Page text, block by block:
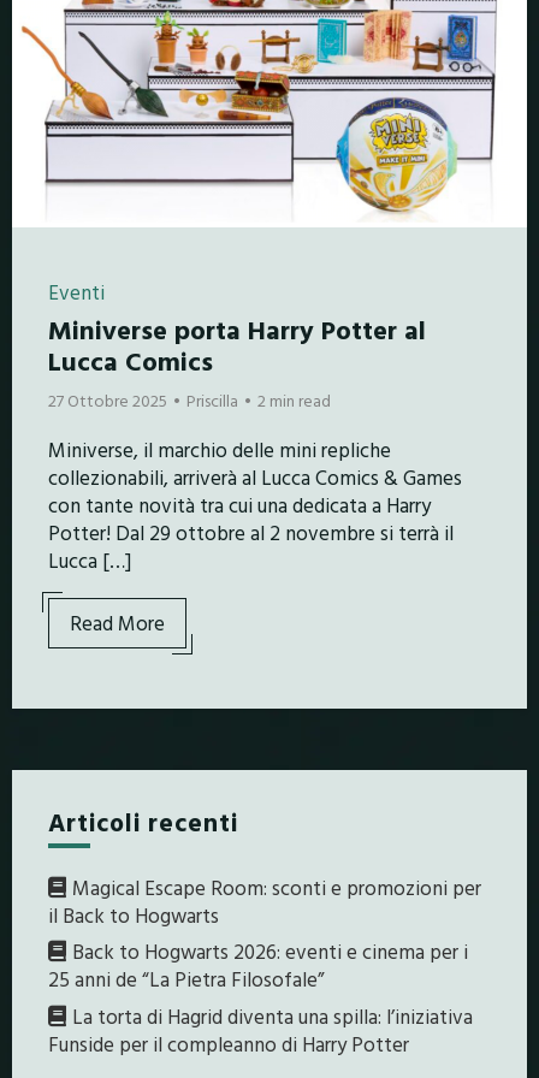
Eventi
Miniverse porta Harry Potter al
Lucca Comics
27 Ottobre 2025 Priscilla 2 min read
Miniverse, il marchio delle mini repliche
collezionabili, arriverà al Lucca Comics & Games
con tante novità tra cui una dedicata a Harry
Potter! Dal 29 ottobre al 2 novembre si terrà il
Lucca […]
Read More
Articoli recenti
Magical Escape Room: sconti e promozioni per
il Back to Hogwarts
Back to Hogwarts 2026: eventi e cinema per i
25 anni de “La Pietra Filosofale”
La torta di Hagrid diventa una spilla: l’iniziativa
Funside per il compleanno di Harry Potter